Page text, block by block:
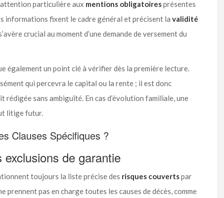
particulière aux mentions obligatoiresprésentes
informations fixent le cadre général et précisent la validité
crucial au moment d’une demande de versement du
également un point clé à vérifier dès la première lecture.
qui percevra le capital ou la rente ; il est donc
rédigée sans ambiguïté. En cas d’évolution familiale, une
litige futur.
Clauses Spécifiques ?
de garantie
toujours la liste précise des risques couvertspar
prennent pas en charge toutes les causes de décès, comme